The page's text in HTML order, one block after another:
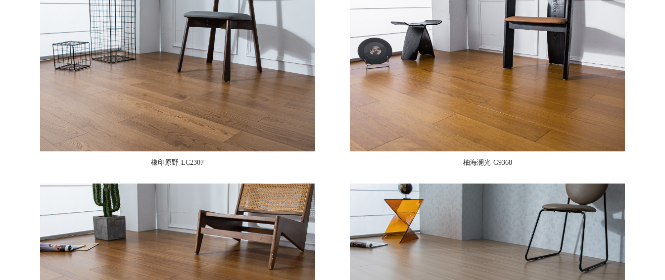
橡印原野-LC2307 柚海澜光-G9368